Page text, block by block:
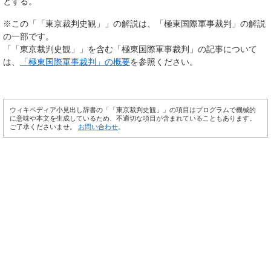
※この「「東京裁判史観」」の解説は、「極東国際軍事裁判」の解説
の一部です。
「「東京裁判史観」」を含む「極東国際軍事裁判」の記事について
は、
「極東国際軍事裁判」の概要を参照ください。
ウィキペディア小見出し辞書の「「東京裁判史観」」の項目はプログラムで機械的
に意味や本文を生成しているため、不適切な項目が含まれていることもあります。
ご了承くださいませ。 お問い合わせ